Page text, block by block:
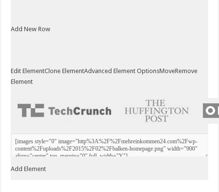
Add New Row
Edit ElementClone ElementAdvanced Element OptionsMoveRemove
Element
Add Element